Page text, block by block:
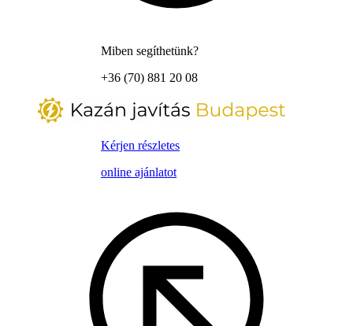
Miben segíthetünk?
+36 (70) 881 20 08
Kérjen részletes
online ajánlatot